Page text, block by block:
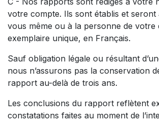
votre compte. Ils sont établis et seront
vous même ou à la personne de votre
exemplaire unique, en Français.
Sauf obligation légale ou résultant
nous n’assurons pas la conservation
rapport au-delà de trois ans.
Les conclusions du rapport reflètent
constatations faites au moment de